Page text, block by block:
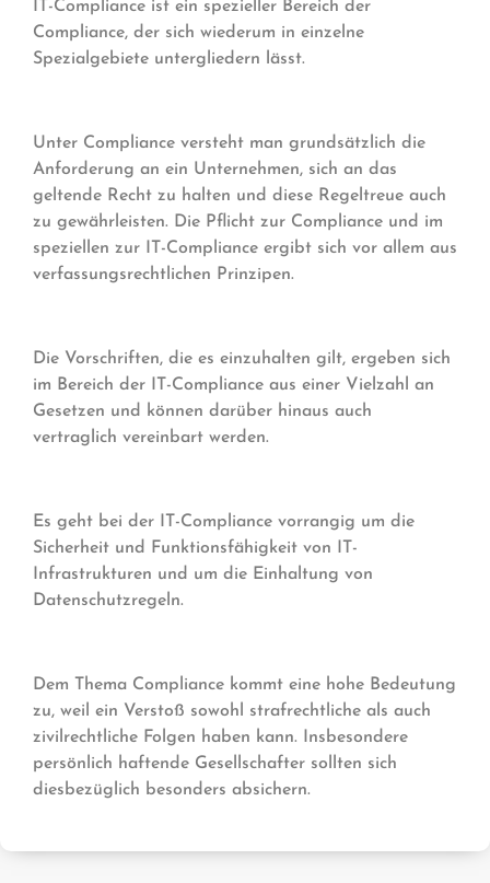
IT-Compliance ist ein spezieller Bereich der
Compliance, der sich wiederum in einzelne
Spezialgebiete untergliedern lässt.
Unter Compliance versteht man grundsätzlich die
Anforderung an ein Unternehmen, sich an das
geltende Recht zu halten und diese Regeltreue auch
zu gewährleisten. Die Pflicht zur Compliance und im
speziellen zur IT-Compliance ergibt sich vor allem aus
verfassungsrechtlichen Prinzipen.
Die Vorschriften, die es einzuhalten gilt, ergeben sich
im Bereich der IT-Compliance aus einer Vielzahl an
Gesetzen und können darüber hinaus auch
vertraglich vereinbart werden.
Es geht bei der IT-Compliance vorrangig um die
Sicherheit und Funktionsfähigkeit von IT-
Infrastrukturen und um die Einhaltung von
Datenschutzregeln.
Dem Thema Compliance kommt eine hohe Bedeutung
zu, weil ein Verstoß sowohl strafrechtliche als auch
zivilrechtliche Folgen haben kann. Insbesondere
persönlich haftende Gesellschafter sollten sich
diesbezüglich besonders absichern.